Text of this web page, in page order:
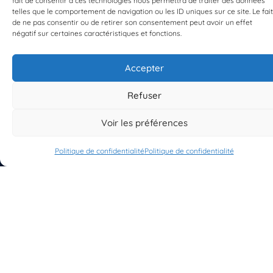
telles que le comportement de navigation ou les ID uniques sur ce site. Le fait
de ne pas consentir ou de retirer son consentement peut avoir un effet
négatif sur certaines caractéristiques et fonctions.
Accepter
Refuser
Voir les préférences
Politique de confidentialitéPolitique de confidentialité
S'INSCRIRE À LA NEWSLETTER
PLANÈTE MER